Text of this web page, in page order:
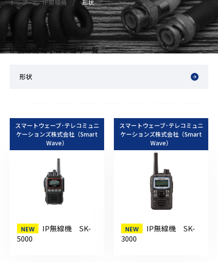
トップ IP無線機 形状
IP無線機 の小カテゴリ一覧
形状
スマートウェーブ･テレコミュニ
ケーションズ株式会社（Smart
Wave）
IP無線機 SK-
5000
スマートウェーブ･テレコミュニ
ケーションズ株式会社（Smart
Wave）
IP無線機 SK-
3000